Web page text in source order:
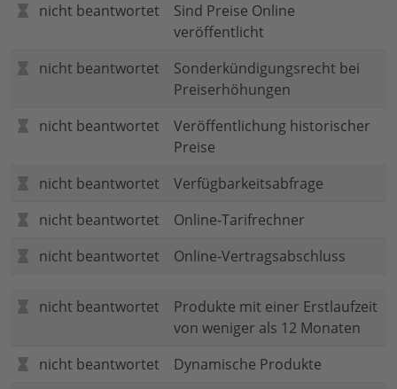
nicht beantwortet
Sind Preise Online
veröffentlicht
nicht beantwortet
Sonderkündigungsrecht bei
Preiserhöhungen
nicht beantwortet
Veröffentlichung historischer
Preise
nicht beantwortet
Verfügbarkeitsabfrage
nicht beantwortet
Online-Tarifrechner
nicht beantwortet
Online-Vertragsabschluss
nicht beantwortet
Produkte mit einer Erstlaufzeit
von weniger als 12 Monaten
nicht beantwortet
Dynamische Produkte